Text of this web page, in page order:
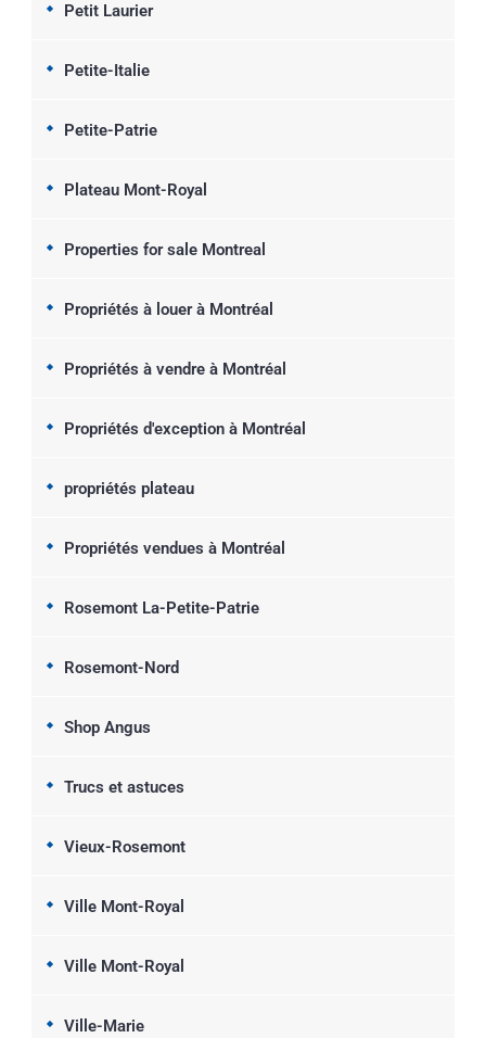
Petit Laurier
Petite-Italie
Petite-Patrie
Plateau Mont-Royal
Properties for sale Montreal
Propriétés à louer à Montréal
Propriétés à vendre à Montréal
Propriétés d'exception à Montréal
propriétés plateau
Propriétés vendues à Montréal
Rosemont La-Petite-Patrie
Rosemont-Nord
Shop Angus
Trucs et astuces
Vieux-Rosemont
Ville Mont-Royal
Ville Mont-Royal
Ville-Marie